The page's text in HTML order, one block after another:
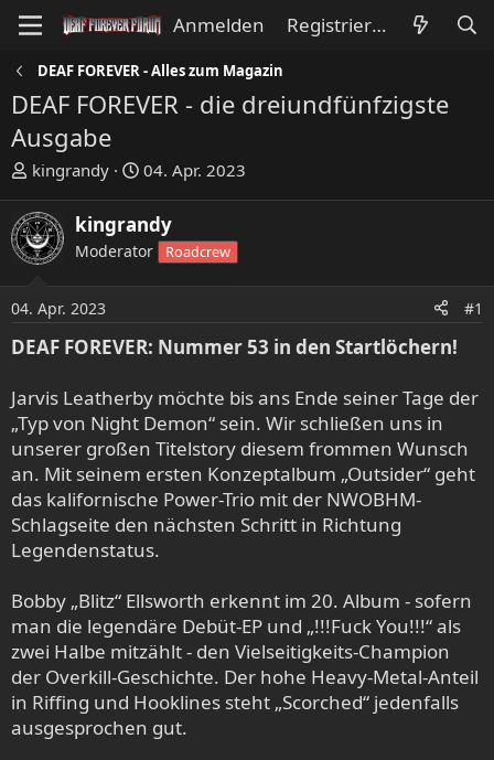
Anmelden Registrieren
DEAF FOREVER - Alles zum Magazin
DEAF FOREVER - die dreiundfünfzigste
Ausgabe
E
s
t
e
l
r
kingrandy
E
s
t
e
l
a
04. Apr. 2023
kingrandy
Moderator Roadcrew
04. Apr. 2023 #1
DEAF FOREVER: Nummer 53 in den Startlöchern!
Jarvis Leatherby möchte bis ans Ende seiner Tage der
„Typ von Night Demon“ sein. Wir schließen uns in
unserer großen Titelstory diesem frommen Wunsch
an. Mit seinem ersten Konzeptalbum „Outsider“ geht
das kalifornische Power-Trio mit der NWOBHM-
Schlagseite den nächsten Schritt in Richtung
Legendenstatus.
Bobby „Blitz“ Ellsworth erkennt im 20. Album - sofern
man die legendäre Debüt-EP und „!!!Fuck You!!!“ als
zwei Halbe mitzählt - den Vielseitigkeits-Champion
der Overkill-Geschichte. Der hohe Heavy-Metal-Anteil
in Riffing und Hooklines steht „Scorched“ jedenfalls
ausgesprochen gut.